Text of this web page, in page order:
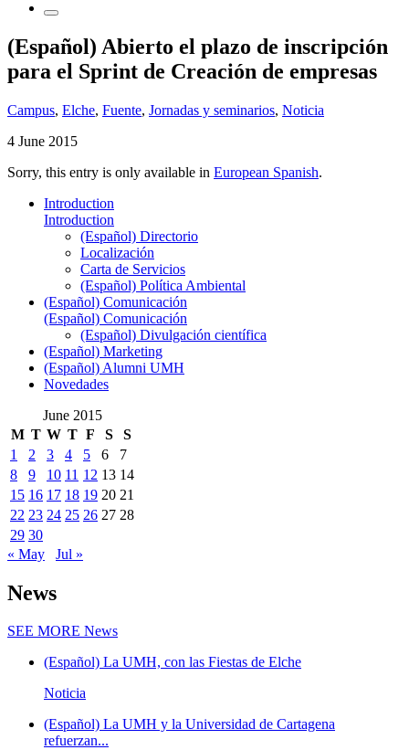
(Español) Abierto el plazo de inscripción
para el Sprint de Creación de empresas
Campus, Elche, Fuente, Jornadas y seminarios, Noticia
4 June 2015
Sorry, this entry is only available in European Spanish.
Introduction
Introduction
(Español) Directorio
Localización
Carta de Servicios
(Español) Política Ambiental
(Español) Comunicación
(Español) Comunicación
(Español) Divulgación científica
(Español) Marketing
(Español) Alumni UMH
Novedades
June 2015
M T W T F S
S
1
2 3 4 5 6
7
8
9 10 11 12 13 14
15 16 17 18 19 20 21
22 23 24 25 26 27 28
29 30
« May
Jul »
News
SEE MORE News
(Español) La UMH, con las Fiestas de Elche
Noticia
(Español) La UMH y la Universidad de Cartagena
refuerzan...